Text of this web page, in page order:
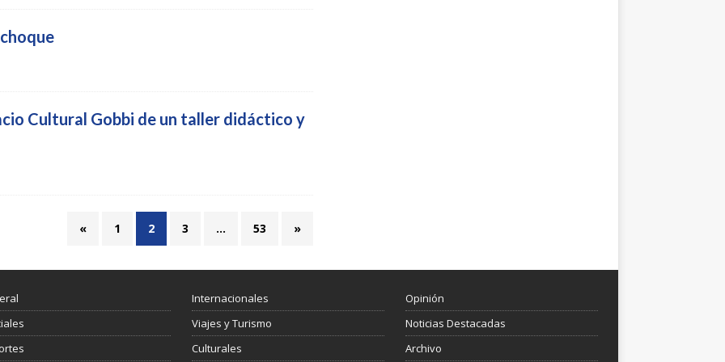
Cultural Gobbi de un taller didáctico y
« 1 2 3 … 53 »
Internacionales
Viajes y Turismo
Culturales
Opinión
Noticias Destacadas
Archivo